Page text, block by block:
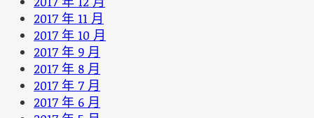
2017 年 11 月
2017 年 10 月
2017 年 9 月
2017 年 8 月
2017 年 7 月
2017 年 6 月